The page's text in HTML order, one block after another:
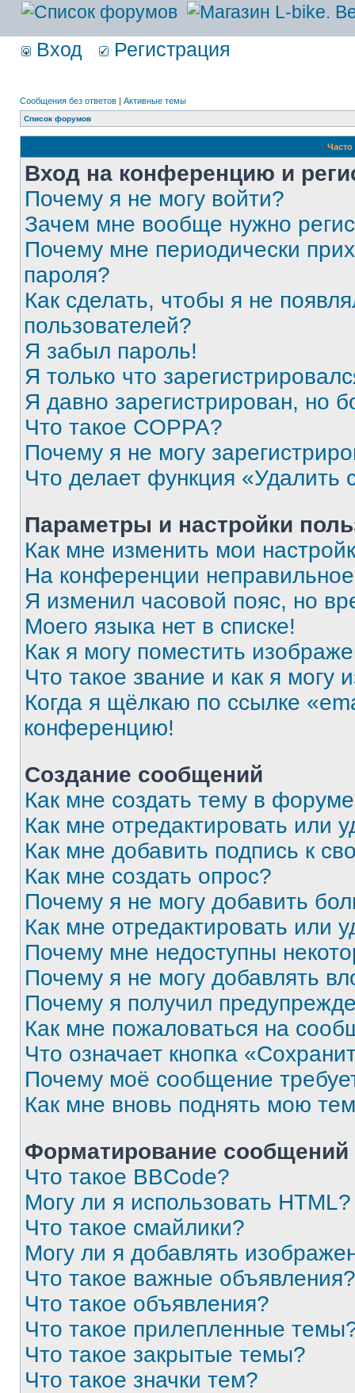
Вход Регистрация
Сообщения без ответов | Активные темы
Список форумов
Вход на конференцию и
Почему я не могу войти?
Зачем мне вообще нужно
Почему мне периодически
пароля?
Как сделать, чтобы я не
пользователей?
Я забыл пароль!
Я только что
Я давно зарегистрирован, но
Что такое COPPA?
Почему я не могу
Что делает функция «Удалить
Параметры и настройки
Как мне изменить мои
На конференции
Я изменил часовой пояс, но
Моего языка нет в списке!
Как я могу поместить
Что такое звание и как я могу
Когда я щёлкаю по ссылке
конференцию!
Создание сообщений
Как мне создать тему в
Как мне отредактировать или
Как мне добавить подпись к
Как мне создать опрос?
Почему я не могу добавить
Как мне отредактировать или
Почему мне недоступны
Почему я не могу добавлять
Почему я получил
Как мне пожаловаться на
Что означает кнопка
Почему моё сообщение
Как мне вновь поднять мою
Форматирование
Что такое BBCode?
Могу ли я использовать HTML?
Что такое смайлики?
Могу ли я добавлять
Что такое важные объявления?
Что такое объявления?
Что такое прилепленные
Что такое закрытые темы?
Что такое значки тем?